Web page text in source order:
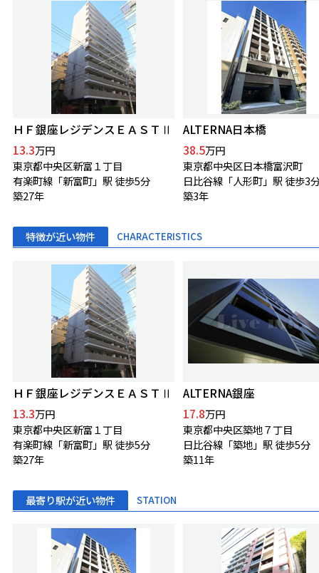
ＨＦ銀座レジデンスＥＡＳＴⅡ
13.3万円
東京都中央区新富１丁目
有楽町線「新富町」駅 徒歩5分
築27年
ALTERNA日本橋
38.5万円
東京都中央区日本橋富沢町
日比谷線「人形町」駅 徒歩3
築3年
特徴が近い物件 CHARACTERISTICS
ＨＦ銀座レジデンスＥＡＳＴⅡ
13.3万円
東京都中央区新富１丁目
有楽町線「新富町」駅 徒歩5分
築27年
ALTERNA銀座
17.8万円
東京都中央区築地７丁目
日比谷線「築地」駅 徒歩5分
築11年
最寄り駅が近い物件 STATION